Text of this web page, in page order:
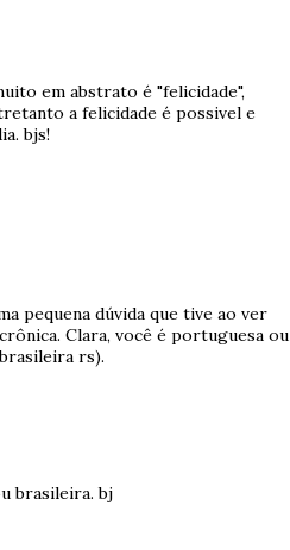
em abstrato é "felicidade",
a felicidade é possivel e
bjs!
pequena dúvida que tive ao ver
Clara, você é portuguesa ou
rs).
brasileira. bj